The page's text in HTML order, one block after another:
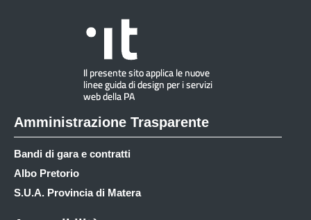
Amministrazione Trasparente
Bandi di gara e contratti
Albo Pretorio
S.U.A. Provincia di Matera